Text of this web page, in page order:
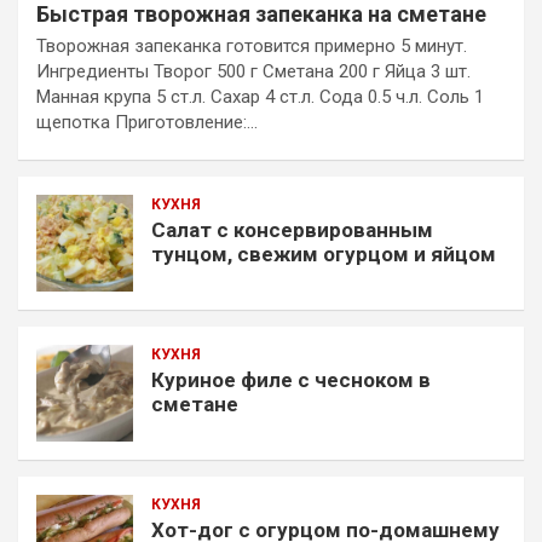
Быстрая творожная запеканка на сметане
Творожная запеканка готовится примерно 5 минут.
Ингредиенты Творог 500 г Сметана 200 г Яйца 3 шт.
Манная крупа 5 ст.л. Сахар 4 ст.л. Сода 0.5 ч.л. Соль 1
щепотка Приготовление:…
КУХНЯ
Салат с консервированным
тунцом, свежим огурцом и яйцом
КУХНЯ
Куриное филе с чесноком в
сметане
КУХНЯ
Хот-дог с огурцом по-домашнему